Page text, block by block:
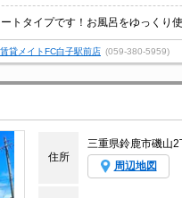
貸メイトFC白子駅前店 (059-380-5959)
住所
三重県鈴鹿市磯山2
周辺地図